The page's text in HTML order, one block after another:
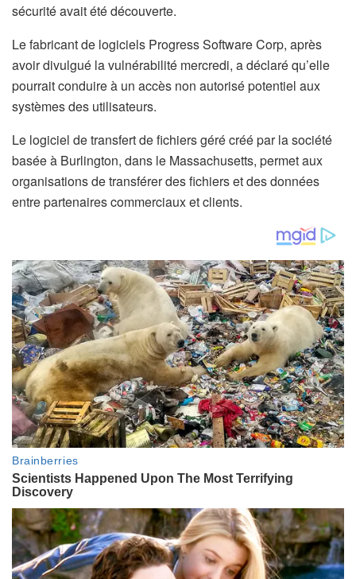
sécurité avait été découverte.
Le fabricant de logiciels Progress Software Corp, après
avoir divulgué la vulnérabilité mercredi, a déclaré qu’elle
pourrait conduire à un accès non autorisé potentiel aux
systèmes des utilisateurs.
Le logiciel de transfert de fichiers géré créé par la société
basée à Burlington, dans le Massachusetts, permet aux
organisations de transférer des fichiers et des données
entre partenaires commerciaux et clients.